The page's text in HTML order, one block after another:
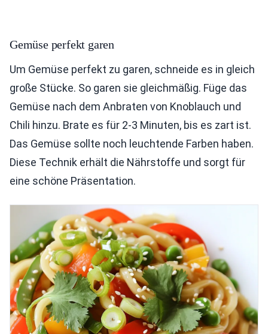
Gemüse perfekt garen
Um Gemüse perfekt zu garen, schneide es in gleich
große Stücke. So garen sie gleichmäßig. Füge das
Gemüse nach dem Anbraten von Knoblauch und
Chili hinzu. Brate es für 2-3 Minuten, bis es zart ist.
Das Gemüse sollte noch leuchtende Farben haben.
Diese Technik erhält die Nährstoffe und sorgt für
eine schöne Präsentation.